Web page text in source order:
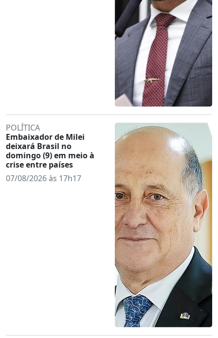
POLÍTICA
Embaixador de Milei
deixará Brasil no
domingo (9) em meio à
crise entre países
07/08/2026 às 17h17